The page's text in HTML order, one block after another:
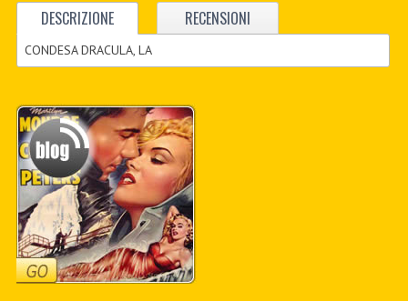
DESCRIZIONE RECENSIONI
CONDESA DRACULA, LA